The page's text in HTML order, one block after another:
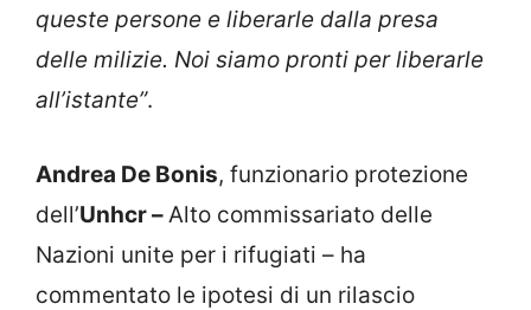
queste persone e liberarle dalla presa
delle milizie. Noi siamo pronti per liberarle
all’istante”.
Andrea De Bonis, funzionario protezione
dell’Unhcr –Alto commissariato delle
Nazioni unite per i rifugiati – ha
commentato le ipotesi di un rilascio